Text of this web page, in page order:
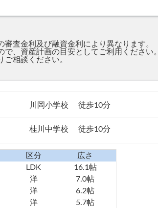
査金利及び融資金利により異なります。
、資産計画の目安としてご利用ください。
ご相談ください。
川岡小学校 徒歩10分
桂川中学校 徒歩10分
区分
広さ
LDK
16.1帖
洋
7.0帖
洋
6.2帖
洋 5.7帖